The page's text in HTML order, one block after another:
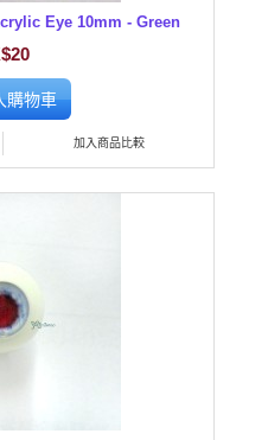
Eye 10mm - Green
購物車
加入商品比較